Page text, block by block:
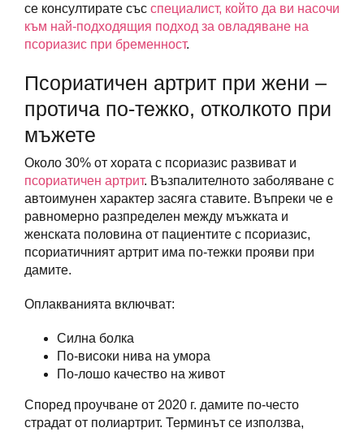
се консултирате със специалист, който да ви насочи
към най-подходящия подход за овладяване на
псориазис при бременност.
Псориатичен артрит при жени –
протича по-тежко, отколкото при
мъжете
Около 30% от хората с псориазис развиват и
псориатичен артрит. Възпалителното заболяване с
автоимунен характер засяга ставите. Въпреки че е
равномерно разпределен между мъжката и
женската половина от пациентите с псориазис,
псориатичният артрит има по-тежки прояви при
дамите.
Оплакванията включват:
Силна болка
По-високи нива на умора
По-лошо качество на живот
Според проучване от 2020 г. дамите по-често
страдат от полиартрит. Терминът се използва,